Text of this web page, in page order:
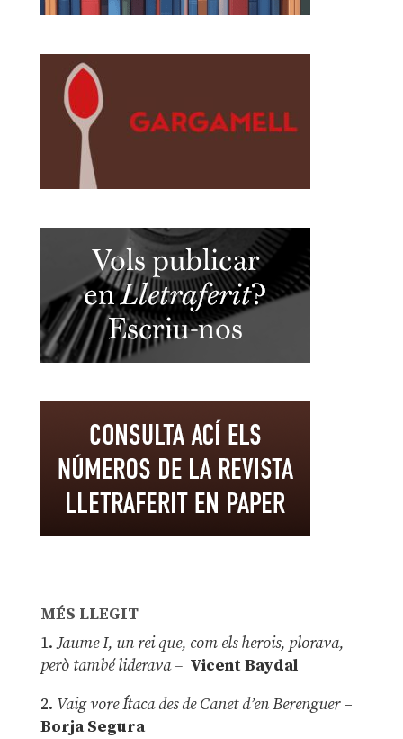
MÉS LLEGIT
1.Jaume I, un rei que, com els herois, plorava,
però també liderava – Vicent Baydal
2. Vaig vore Ítaca des de Canet d’en Berenguer–
Borja Segura